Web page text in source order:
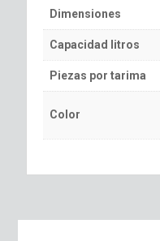
Dimensiones
Capacidad litros
Piezas por tarima
Color